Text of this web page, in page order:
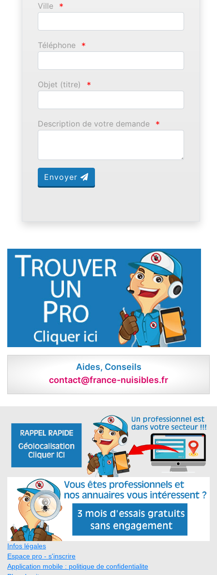
Ville *
Téléphone *
Objet (titre) *
Description de votre demande *
Envoyer
Aides, Conseils
contact@france-nuisibles.fr
Infos légales
Espace pro - s'inscrire
Application mobile : politique de confidentialite